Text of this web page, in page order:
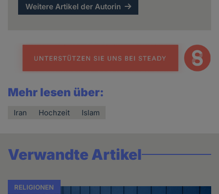
Weitere Artikel der Autorin
Mehr lesen über:
Iran Hochzeit Islam
Verwandte Artikel
RELIGIONEN